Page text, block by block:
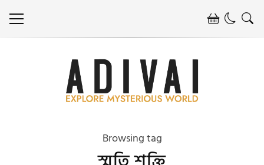
Browsing tag